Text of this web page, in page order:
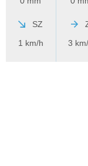
SZ
1 km/h
3